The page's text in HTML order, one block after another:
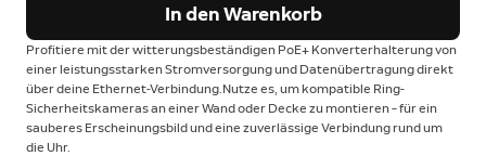
In den Warenkorb
Profitiere mit der witterungsbeständigen PoE+ Konverterhalterung von
einer leistungsstarken Stromversorgung und Datenübertragung direkt
über deine Ethernet-Verbindung.Nutze es, um kompatible Ring-
Sicherheitskameras an einer Wand oder Decke zu montieren – für ein
sauberes Erscheinungsbild und eine zuverlässige Verbindung rund um
die Uhr.